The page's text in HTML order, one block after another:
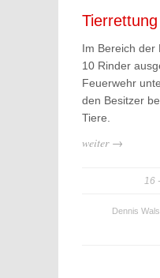
Tierrettung
Im Bereich der
10 Rinder
Feuerwehr
den Besitzer
Tiere.
weiter →
16
Dennis